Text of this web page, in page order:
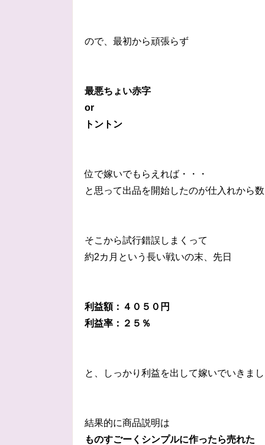
ので、最初から頑張らず
最悪ちょい赤字
or
トントン
位で嫁いでもらえれば・・・
と思って出品を開始したのが仕入れから
そこから試行錯誤しまくって
約2カ月という長い戦いの末、先日
利益額：４０５０円
利益率：２５％
と、しっかり利益を出して嫁いでいきま
結果的に商品説明は
ものすごーくシンプルに作ったら売れた